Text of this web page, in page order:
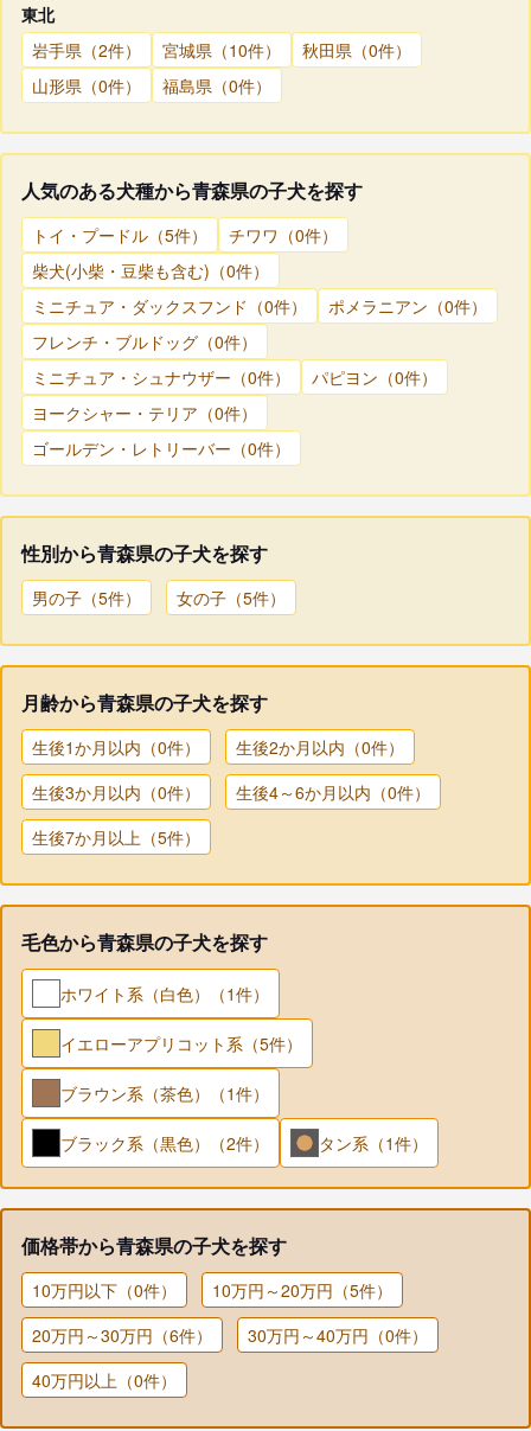
東北
岩手県（2件）
宮城県（10件）
秋田県（0件）
山形県（0件）
福島県（0件）
人気のある犬種から青森県の子犬を探す
トイ・プードル（5件）
チワワ（0件）
柴犬(小柴・豆柴も含む)（0件）
ミニチュア・ダックスフンド（0件）
ポメラニアン（0件）
フレンチ・ブルドッグ（0件）
ミニチュア・シュナウザー（0件）
パピヨン（0件）
ヨークシャー・テリア（0件）
ゴールデン・レトリーバー（0件）
性別から青森県の子犬を探す
男の子（5件） 女の子（5件）
月齢から青森県の子犬を探す
生後1か月以内（0件）
生後2か月以内（0件）
生後3か月以内（0件）
生後4～6か月以内（0件）
生後7か月以上（5件）
毛色から青森県の子犬を探す
ホワイト系（白色）（1件）
イエローアプリコット系（5件）
ブラウン系（茶色）（1件）
ブラック系（黒色）（2件） タン系（1件）
価格帯から青森県の子犬を探す
10万円以下（0件）
10万円～20万円（5件）
20万円～30万円（6件）
30万円～40万円（0件）
40万円以上（0件）